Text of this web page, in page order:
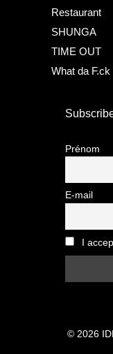
Restaurant
SHUNGA
TIME OUT
What da
Prénom
E-mail
I
© 2026